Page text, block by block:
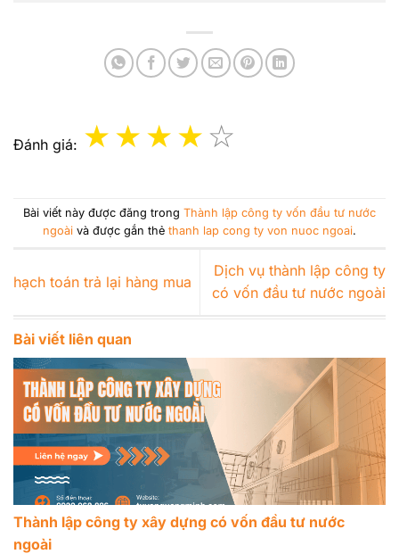
Đánh giá:
Bài viết này được đăng trong Thành lập công ty vốn đầu tư nước
ngoài và được gắn thẻ thanh lap cong ty von nuoc ngoai.
hạch toán trả lại hàng mua
Dịch vụ thành lập công ty
có vốn đầu tư nước ngoài
Bài viết liên quan
Thành lập công ty xây dựng có vốn đầu tư nước
ngoài